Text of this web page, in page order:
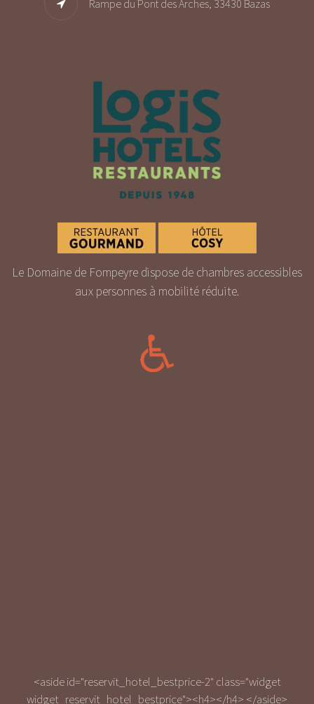
Rampe du Pont des Arches, 33430 Bazas
Le Domaine de Fompeyre dispose de chambres accessibles
aux personnes à mobilité réduite.
<aside id="reservit_hotel_bestprice-2" class="widget
widget_reservit_hotel_bestprice"><h4></h4> </aside>